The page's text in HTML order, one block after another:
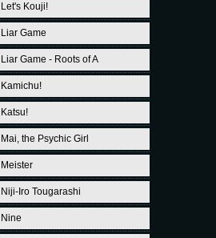
Let's Kouji!
Liar Game
Liar Game - Roots of A
Kamichu!
Katsu!
Mai, the Psychic Girl
Meister
Niji-Iro Tougarashi
Nine